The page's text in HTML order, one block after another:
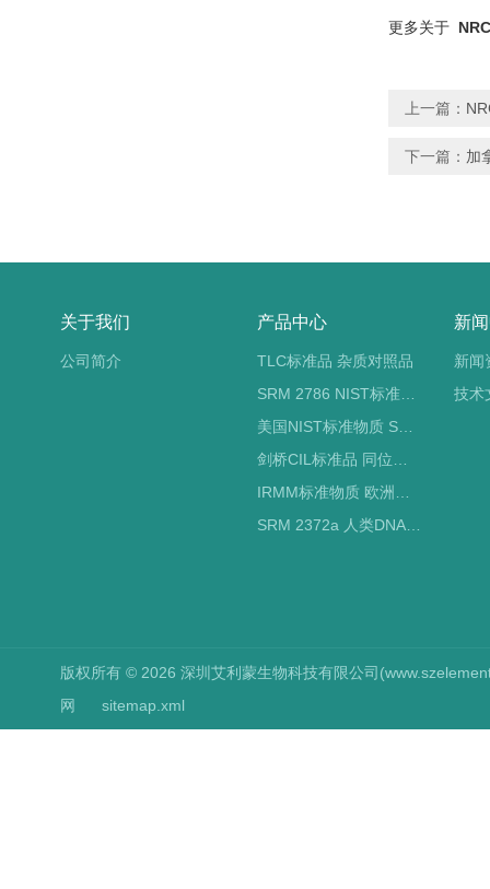
更多关于
上一篇：
下一篇： 加
关于我们
公司简介
产品中心
TLC标准品 杂质对照品
SRM 2786 NIST标准物质 PM2.5标准品
美国NIST标准物质 SRM标准品
SRM 2372a 人类DNA定量标准品 NIST标准物质
新
新闻
技术
版权所有 © 2026 深圳艾利蒙生物科技有限公司
网
sitemap.xml